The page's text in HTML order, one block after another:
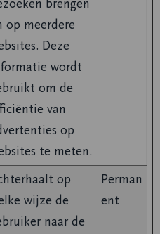
brengen
op meerdere
Deze
wordt
om de
van
op
te meten.
op
wijze de
naar de
Perman
ent